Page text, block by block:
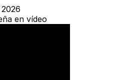
en vídeo